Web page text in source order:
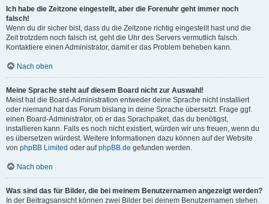
Ich habe die Zeitzone eingestellt, aber die Forenuhr geht immer noch
falsch!
Wenn du dir sicher bist, dass du die Zeitzone richtig eingestellt hast und die
Zeit trotzdem noch falsch ist, geht die Uhr des Servers vermutlich falsch.
Kontaktiere einen Administrator, damit er das Problem beheben kann.
Nach oben
Meine Sprache steht auf diesem Board nicht zur Auswahl!
Meist hat die Board-Administration entweder deine Sprache nicht installiert
oder niemand hat das Forum bislang in deine Sprache übersetzt. Frage ggf.
einen Board-Administrator, ob er das Sprachpaket, das du benötigst,
installieren kann. Falls es noch nicht existiert, würden wir uns freuen, wenn du
es übersetzen würdest. Weitere Informationen dazu können auf der Website
von phpBB Limited oder aufphpBB.de gefunden werden.
Nach oben
Was sind das für Bilder, die bei meinem Benutzernamen angezeigt werden?
In der Beitragsansicht können zwei Bilder bei deinem Benutzernamen stehen.